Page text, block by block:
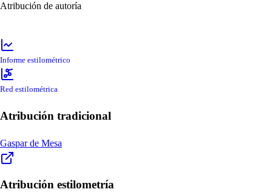
Atribución de autoría
Informe estilométrico
Red estilométrica
Atribución tradicional
Gaspar de Mesa
Atribución estilometría